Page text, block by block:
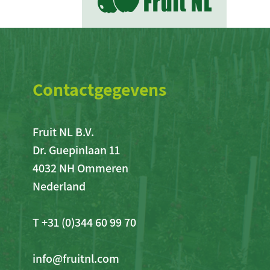
Contactgegevens
Fruit NL B.V.
Dr. Guepinlaan 11
4032 NH Ommeren
Nederland
T +31 (0)344 60 99 70
info@fruitnl.com